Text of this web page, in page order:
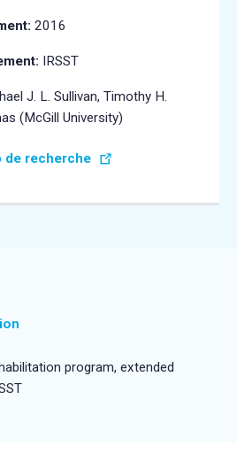
2016
IRSST
J. L. Sullivan, Timothy H.
(McGill University)
de recherche
program, extended